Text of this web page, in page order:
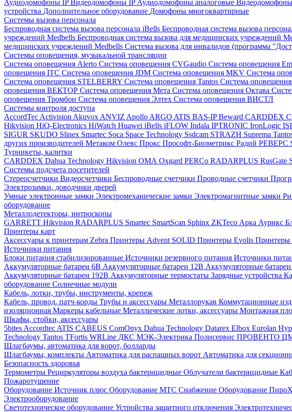
Аудиодомофоны IPВидеодомофоны IP Аудиодомофоны аналоговые
устройства Дополнительное оборудование Домофоны многоквартирные
Системы вызова персонала
Беспроводная система вызова персонала iBells Беспроводная система вызова
учреждений Medbells Беспроводная система вызова для медицинских учреждений
медицинских учреждений Medbells Система вызова для инвалидов (программа
Системы оповещения, музыкальной трансляции
Система оповещения Alerto Система оповещения CVGaudio Система оповещения
оповещения ITC Система оповещения JDM Система оповещения MKV Система
Система оповещения STELBERRY Система оповещения Tantos Система
оповещения ВЕКТОР Система оповещения Мета Система оповещения Октава
оповещения Тромбон Система оповещения Элтех Система оповещения ВИСТЛ
Системы контроля доступа
AccordTec Activision Akuvox ANVIZ Apollo ARGO ATIS BAS-IPBeward CARDDEX
Hikvision HiQ-Electronics HiWatch Huawei iBells iFLOW Indala IPTRONIC IronLogic
SIGUR SKUDO Slinex Smartec Soca Space Technology Ssdcam STRAZH Suprema
других производителей Метаком Олевс Прокс Прософт-Биометрикс Радий РЕВЕРС
Турникеты, калитки
CARDDEX Dahua Technology Hikvision ОМА Oxgard PERCo RADARPLUS RusGate
Системы подсчета посетителей
Стереосчетчики Видеосчетчики Беспроводные счетчики Проводные счетчики
Электрозамки, доводчики дверей
Умные электронные замки Электромеханические замки Электромагнитные замки
оборудование
Металлодетекторы, интроскопы
GARRETT Hikvision RADARPLUS Smartec SmartScan Sphinx ZKTeco Арка Аурикс
Принтеры карт
Аксессуары к принтерам Zebra Принтеры Advent SOLID Принтеры Evolis Принтеры
Источники питания
Блоки питания стабилизированные Источники резервного питания Источники
Аккумуляторные батареи 6В Аккумуляторные батареи 12В Аккумуляторные
Аккумуляторные батареи 192В Аккумуляторные термостаты Зарядные устройства
оборудование Солнечные модули
Кабель, лотки, трубы, инструменты, крепеж
Кабель, провод, патч-корды Трубы и аксессуары Металлорукав Коммутационные
изоляционная Маркеры кабельные Металлические лотки, аксессуары Монтажная
Шкафы, стойки, аксессуары
5bites Accordtec ATIS CABEUS ComOnyx Dahua Technology Datarex Elbox Eurolan
Technology Tantos TFortis WRLine ДКС МЭК-Электрика Полисервис ПРОВЕНТО
Шлагбаумы, автоматика для ворот, болларды
Шлагбаумы, комплекты Автоматика для распашных ворот Автоматика для
Безопасность здоровья
Термометры Рециркуляторы воздуха бактерицидные Облучатели бактерицидные
Пожаротушение
Оборудование Источник плюс Оборудование МТС Снабжение Оборудование
Электрооборудование
Светотехническое оборудование Устройства защитного отключения